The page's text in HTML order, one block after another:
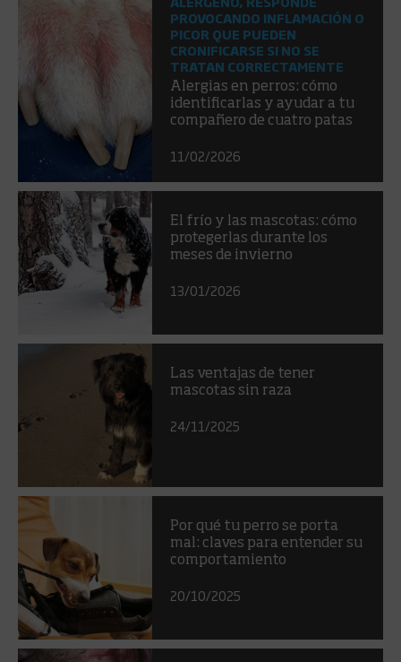
PROVOCANDO INFLAMACIÓN O
PICOR QUE PUEDEN
CRONIFICARSE SI NO SE
TRATAN CORRECTAMENTE
Alergias en perros: cómo
identificarlas y ayudar a tu
compañero de cuatro patas
11/02/2026
El frío y las mascotas: cómo
protegerlas durante los
meses de invierno
13/01/2026
Las ventajas de tener
mascotas sin raza
24/11/2025
Por qué tu perro se porta
mal: claves para entender su
comportamiento
20/10/2025